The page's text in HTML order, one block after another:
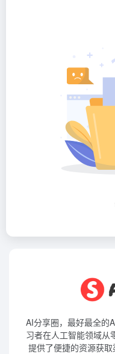
AI分享圈，最好最全的
习者在人工智能领域从
提供了便捷的资源获